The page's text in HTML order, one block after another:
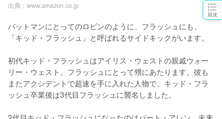
目次
出典 : www.amazon.co.jp
バットマンにとってのロビンのように、フラッシュにも、
「キッド・フラッシュ」と呼ばれるサイドキックがいます。
初代キッド・フラッシュはアイリス・ウェストの親戚ウォー
リー・ウェスト。フラッシュにとって甥にあたります。彼も
またアクシデントで超速を手に入れた人物で、キッド・フラ
ッシュ卒業後は3代目フラッシュに襲名しました。